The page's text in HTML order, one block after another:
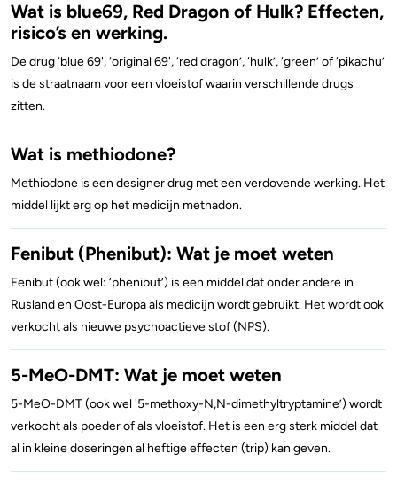
Wat is blue69, Red Dragon of Hulk? Effecten,
risico’s en werking.
De drug ‘blue 69', ‘original 69', ‘red dragon’, ‘hulk’, ‘green’ of ‘pikachu’
is de straatnaam voor een vloeistof waarin verschillende drugs
zitten.
Wat is methiodone?
Methiodone is een designer drug met een verdovende werking. Het
middel lijkt erg op het medicijn methadon.
Fenibut (Phenibut): Wat je moet weten
Fenibut (ook wel: ‘phenibut’) is een middel dat onder andere in
Rusland en Oost-Europa als medicijn wordt gebruikt. Het wordt ook
verkocht als nieuwe psychoactieve stof (NPS).
5-MeO-DMT: Wat je moet weten
5-MeO-DMT (ook wel '5-methoxy-N,N-dimethyltryptamine’) wordt
verkocht als poeder of als vloeistof. Het is een erg sterk middel dat
al in kleine doseringen al heftige effecten (trip) kan geven.